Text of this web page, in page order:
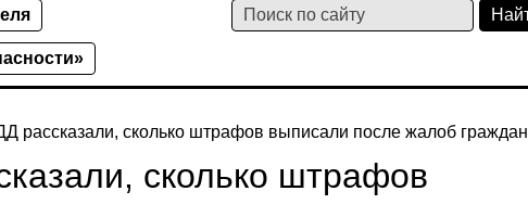
рассказали, сколько штрафов выписали после жалоб граждан
сколько штрафов